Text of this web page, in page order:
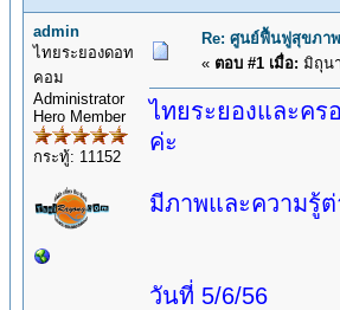
admin
ไทยระยองดอท
คอม
Administrator
Hero Member
กระทู้: 11152
Re: ศูนย์ฟื้นฟูสุขภา
« ตอบ #1 เมื่อ: มิถุน
ไทยระยองและค
ค่ะ
มีภาพและความรู้ต่
วันที่ 5/6/56